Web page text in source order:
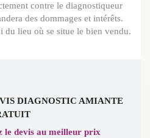
contre le diagnostiqueur
des dommages et intérêts.
du lieu où se situe le bien vendu.
DIAGNOSTIC AMIANTE
le devis au meilleur prix